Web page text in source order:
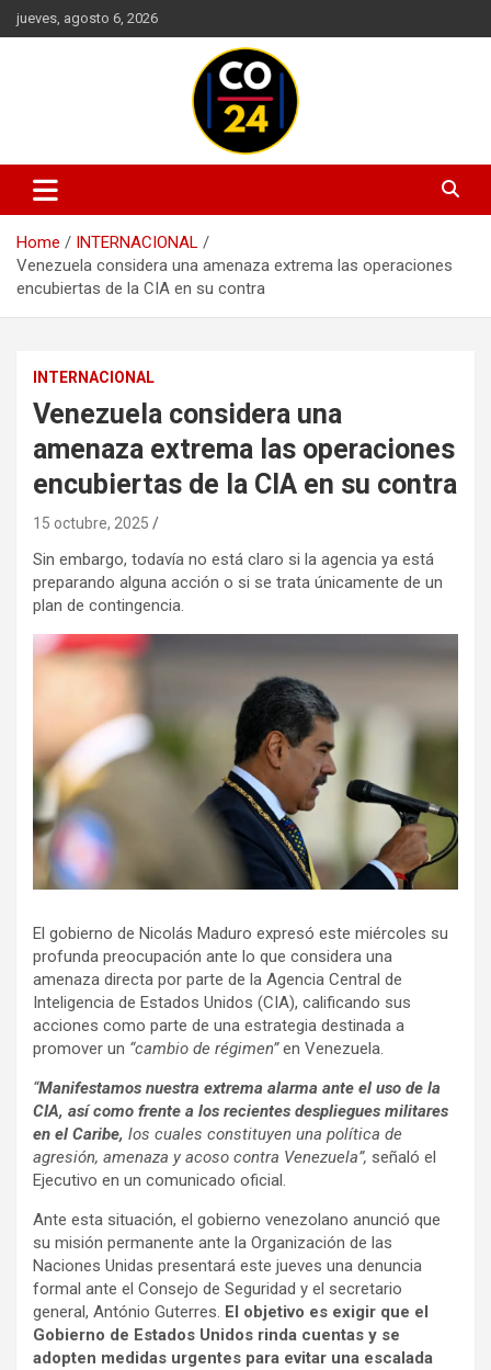
Skip
to
jueves, agosto 6, 2026
Noticias Colombia 24 Horas |
Últimas Noticias de Colombia y
el Mundo
Mantente informado con las últimas actualizaciones en política,
economía, deportes, tecnología y más. Información confiable y
actualizada en un solo lugar.
Home
INTERNACIONAL
Venezuela considera una amenaza extrema las operaciones
encubiertas de la CIA en su contra
INTERNACIONAL
Venezuela considera una
amenaza extrema las operaciones
encubiertas de la CIA en su contra
15 octubre, 2025
Sin embargo, todavía no está claro si la agencia ya está
preparando alguna acción o si se trata únicamente de un
plan de contingencia.
El gobierno de Nicolás Maduro expresó este miércoles su
profunda preocupación ante lo que considera una
amenaza directa por parte de la Agencia Central de
Inteligencia de Estados Unidos (CIA), calificando sus
acciones como parte de una estrategia destinada a
promover un “cambio de régimen”en Venezuela.
“Manifestamos nuestra extrema alarma ante el uso de la
CIA, así como frente a los recientes despliegues militares
en el Caribe, los cuales constituyen una política de
agresión, amenaza y acoso contra Venezuela”, señaló el
Ejecutivo en un comunicado oficial.
Ante esta situación, el gobierno venezolano anunció que
su misión permanente ante la Organización de las
Naciones Unidas presentará este jueves una denuncia
formal ante el Consejo de Seguridad y el secretario
general, António Guterres. El objetivo es exigir que el
Gobierno de Estados Unidos rinda cuentas y se
adopten medidas urgentes para evitar una escalada